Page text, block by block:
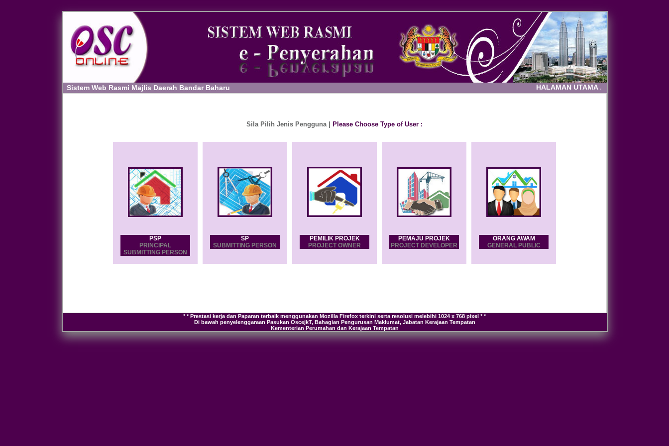
Sistem Web Rasmi Majlis Daerah Bandar Baharu HALAMAN UTAMA .
Sila Pilih Jenis Pengguna | Please Choose Type of User :
PSP
PRINCIPAL
SUBMITTING PERSON
SP
SUBMITTING PERSON
PEMILIK PROJEK
PROJECT OWNER
PEMAJU PROJEK
PROJECT DEVELOPER
ORANG AWAM
GENERAL PUBLIC
* * Prestasi kerja dan Paparan terbaik menggunakan Mozilla Firefox terkini serta resolusi melebihi 1024 x 768 pixel * *
Di bawah penyelenggaraan Pasukan OscejkT, Bahagian Pengurusan Maklumat, Jabatan Kerajaan Tempatan
Kementerian Perumahan dan Kerajaan Tempatan